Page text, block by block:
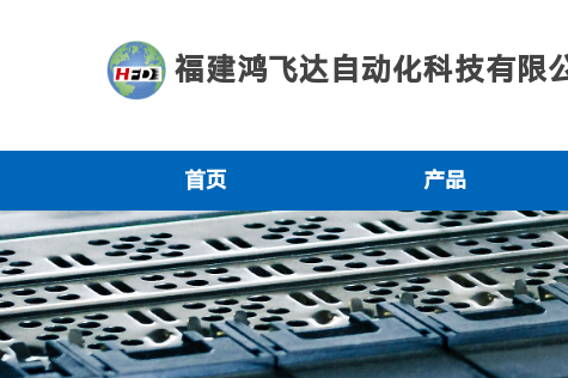
福建鸿飞达自动化科技有限
首页 产品